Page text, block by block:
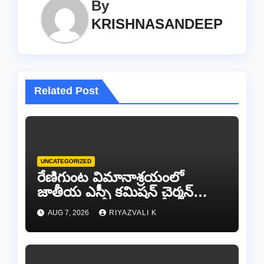
By
KRISHNASANDEEP
Related Post
UNCATEGORIZED
రేణిగుంట విమానాశ్రయంలో
జాతీయ ఎస్సీ కమిషన్ చైర్మన్
కిషోర్ మక్వానాకు ఘన స్వాగతం…
AUG 7, 2026 RIYAZVALI K